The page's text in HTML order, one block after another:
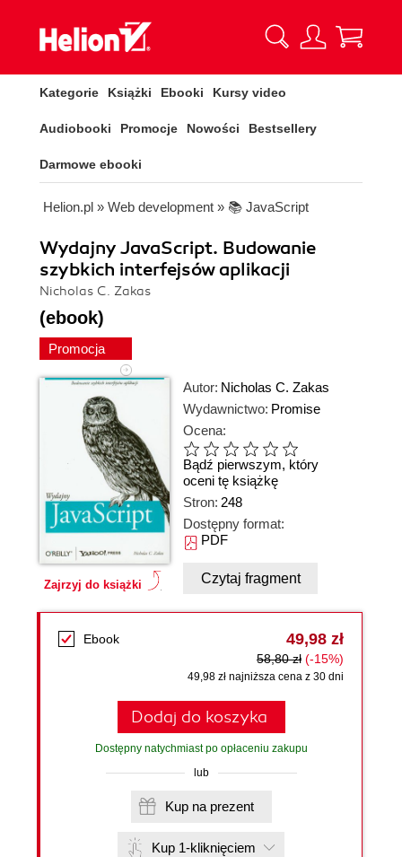
Kategorie Książki Ebooki Kursy video
Audiobooki Promocje Nowości Bestsellery
Darmowe ebooki
Helion.pl » Web development » 📚 JavaScript
Wydajny JavaScript. Budowanie
szybkich interfejsów aplikacji
Nicholas C. Zakas
(ebook)
Promocja
Zajrzyj do książki
Autor: Nicholas C. Zakas
Wydawnictwo: Promise
Ocena:
Bądź pierwszym, który
oceni tę książkę
Stron: 248
Dostępny format:
PDF
Czytaj fragment
Ebook 49,98 zł
58,80 zł (-15%)
49,98 zł najniższa cena z 30 dni
Dodaj do koszyka
Dostępny natychmiast po opłaceniu zakupu
lub
Kup na prezent
Kup 1-kliknięciem